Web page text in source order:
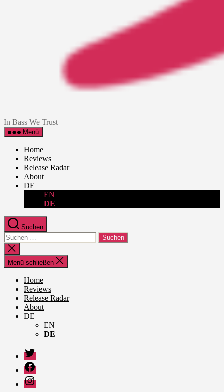
dubblog
In Bass We Trust
Menü
Home
Reviews
Release Radar
About
DE
EN
DE
Suchen
Suche
nach:
Suche
schließen
Menü schließen
Home
Reviews
Release Radar
About
DE
EN
DE
Twitter
Facebook
Instagram